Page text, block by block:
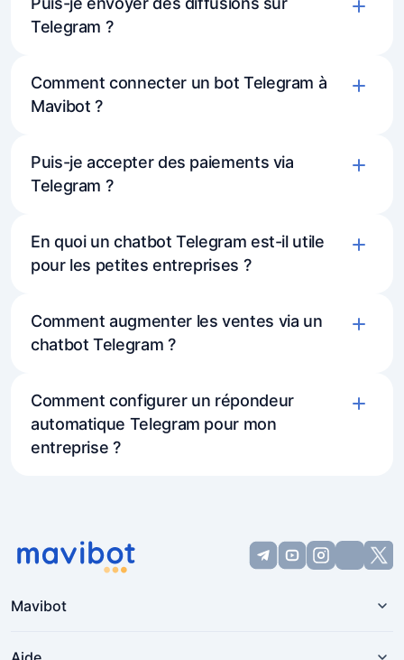
Telegram ?
Comment connecter un bot Telegram à
Mavibot ?
Puis-je accepter des paiements via
Telegram ?
En quoi un chatbot Telegram est-il utile
pour les petites entreprises ?
Comment augmenter les ventes via un
chatbot Telegram ?
Comment configurer un répondeur
automatique Telegram pour mon
entreprise ?
Mavibot